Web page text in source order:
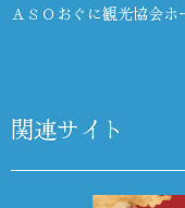
ＡＳＯおぐに観光協会ホ
関連サイト